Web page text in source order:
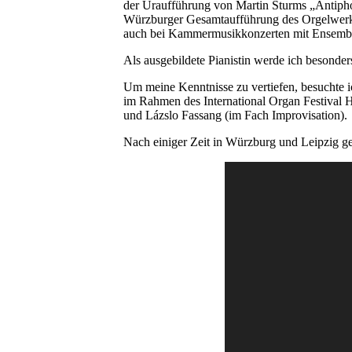
der Uraufführung von Martin Sturms
Würzburger Gesamtaufführung des
auch bei Kammermusikkonzerten mit
Als ausgebildete Pianistin werde ich
Um meine Kenntnisse zu vertiefen,
im Rahmen des International Organ Festival
und Lázslo Fassang (im Fach Improvisation).
Nach einiger Zeit in Würzburg und Leipzig